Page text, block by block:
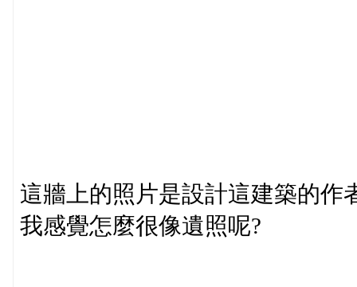
這牆上的照片是設計這建築的作
我感覺怎麼很像遺照呢?